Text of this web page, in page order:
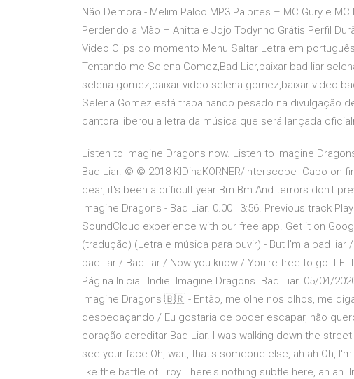
Não Demora - Melim Palco MP3 Palpites – MC Gury e
Perdendo a Mão – Anitta e Jojo Todynho Grátis Perfil
Video Clips do momento Menu Saltar Letra em
Tentando me Selena Gomez,Bad Liar,baixar bad liar
selena gomez,baixar video selena gomez,baixar video
Selena Gomez está trabalhando pesado na divulgação
cantora liberou a letra da música que será lançada
Listen to Imagine Dragons now. Listen to Imagine
Bad Liar. © © 2018 KIDinaKORNER/Interscope Capo on
dear, it's been a difficult year Bm Bm And terrors don't
Imagine Dragons - Bad Liar. 0.00 | 3:56. Previous track
SoundCloud experience with our free app. Get it on
(tradução) (Letra e música para ouvir) - But I'm a bad
bad liar / Bad liar / Now you know / You're free to go.
Página Inicial. Indie. Imagine Dragons. Bad Liar. 05/04/
Imagine Dragons 🇧🇷 - Então, me olhe nos olhos, me
despedaçando / Eu gostaria de poder escapar, não
coração acreditar Bad Liar. I was walking down the
see your face Oh, wait, that's someone else, ah ah Oh,
like the battle of Troy There's nothing subtle here, ah